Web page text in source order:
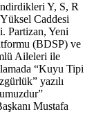
Y, S, R
Caddesi
Partizan, Yeni
(BDSP) ve
Aileleri ile
“Kuyu Tipi
yazılı
Mustafa